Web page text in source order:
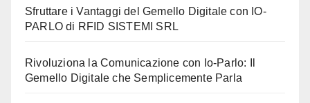
Sfruttare i Vantaggi del Gemello Digitale con IO-
PARLO di RFID SISTEMI SRL
Rivoluziona la Comunicazione con Io-Parlo: Il
Gemello Digitale che Semplicemente Parla